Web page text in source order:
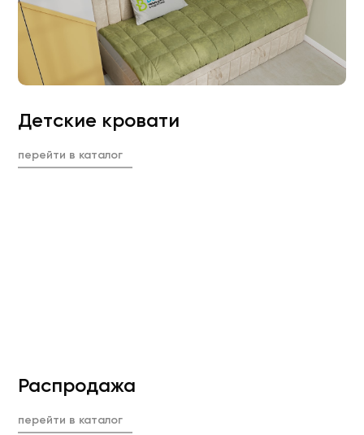
Детские кровати
перейти в каталог
Распродажа
перейти в каталог